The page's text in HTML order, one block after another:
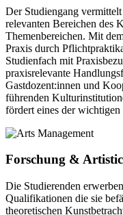
Der Studiengang
relevanten Bereichen des
Themenbereichen. Mit
Praxis durch
Studienfach mit
praxisrelevante
Gastdozent:innen und
führenden
fördert eines der
Forschung & Artistic
Die Studierenden
Qualifikationen die sie
theoretischen